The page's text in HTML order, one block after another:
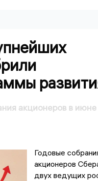
акционеров в июне
Годовые
акционеров
двух ведущих